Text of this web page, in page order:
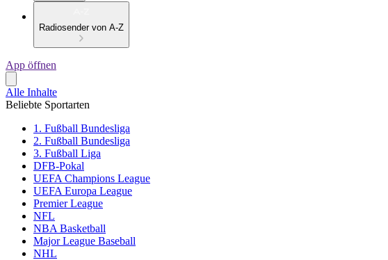
Radiosender von A-Z
App öffnen
Alle Inhalte
Beliebte Sportarten
1. Fußball Bundesliga
2. Fußball Bundesliga
3. Fußball Liga
DFB-Pokal
UEFA Champions League
UEFA Europa League
Premier League
NFL
NBA Basketball
Major League Baseball
NHL